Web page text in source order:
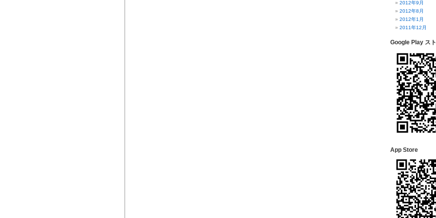
2012年9月
2012年8月
2012年1月
2011年12月
Google Play ス
App Store